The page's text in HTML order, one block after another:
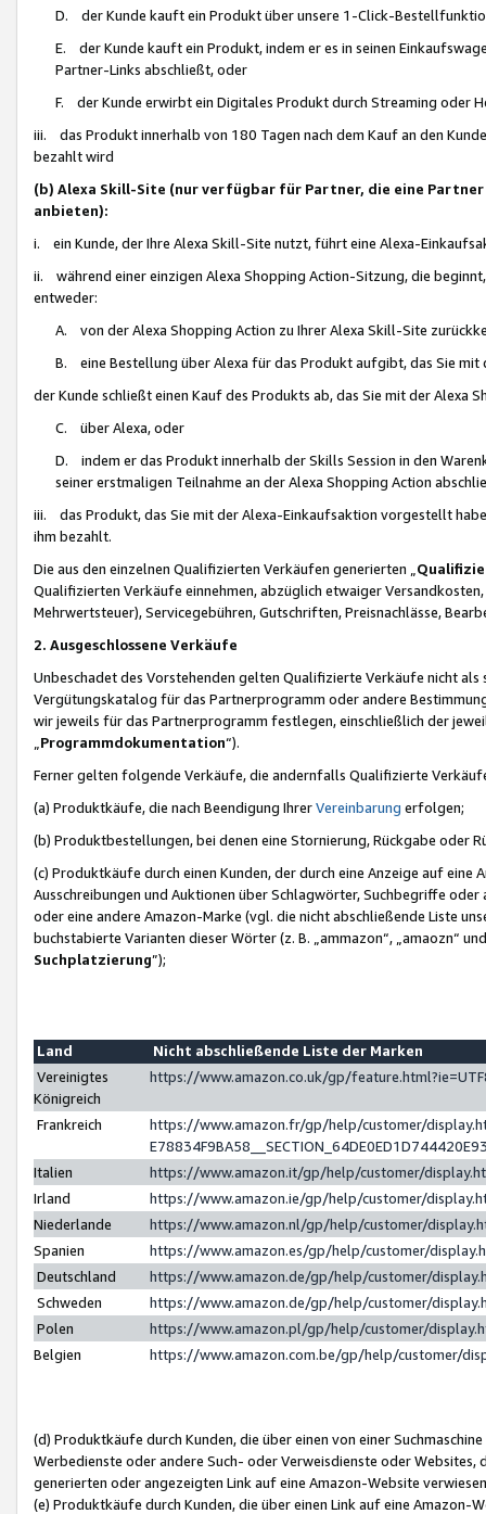
D. der Kunde kauft ein Produkt über unsere 1-Click-
E. der Kunde kauft ein Produkt, indem er es in seinen
Partner-Links abschließt, oder
F. der Kunde erwirbt ein Digitales Produkt durch Streaming oder
iii. das Produkt innerhalb von 180 Tagen nach dem Kauf an den
bezahlt wird
(b) Alexa Skill-Site (nur verfügbar für Partner, die eine
anbieten):
i. ein Kunde, der Ihre Alexa Skill-Site nutzt, führt eine Alexa-
ii. während einer einzigen Alexa Shopping Action-Sitzung, die
entweder:
A. von der Alexa Shopping Action zu Ihrer Alexa Skill-Site
B. eine Bestellung über Alexa für das Produkt aufgibt, das Sie mit
der Kunde schließt einen Kauf des Produkts ab, das Sie mit der Alexa
C. über Alexa, oder
D. indem er das Produkt innerhalb der Skills Session in den
seiner erstmaligen Teilnahme an der Alexa Shopping Action
iii. das Produkt, das Sie mit der Alexa-Einkaufsaktion vorgestellt
ihm bezahlt.
Die aus den einzelnen Qualifizierten Verkäufen generierten „
Qualifizierten Verkäufe einnehmen, abzüglich etwaiger
Mehrwertsteuer), Servicegebühren, Gutschriften, Preisnachlässe,
2. Ausgeschlossene Verkäufe
Unbeschadet des Vorstehenden gelten Qualifizierte Verkäufe nicht
Vergütungskatalog für das Partnerprogramm oder andere
wir jeweils für das Partnerprogramm festlegen, einschließlich der
Programmdokumentation“).
Ferner gelten folgende Verkäufe, die andernfalls Qualifizierte
(a) Produktkäufe, die nach Beendigung IhrerVereinbarung erfolgen;
(b) Produktbestellungen, bei denen eine Stornierung, Rückgabe oder
(c) Produktkäufe durch einen Kunden, der durch eine Anzeige auf
Ausschreibungen und Auktionen über Schlagwörter, Suchbegriffe
oder eine andere Amazon-Marke (vgl. die nicht abschließende Liste
buchstabierte Varianten dieser Wörter (z. B. „ammazon“, „amaozn“
Suchplatzierung”);
Land
Nicht abschließende Liste der Marken
Vereinigtes
Königreich
https://www.amazon.co.uk/gp/
Frankreich
https://www.amazon.fr/gp/help/customer/
Italien
https://www.amazon.it/gp/help/customer/
Irland
https://www.amazon.ie/gp/help/customer/
Niederlande
https://www.amazon.nl/gp/help/customer/
Spanien
https://www.amazon.es/gp/help/customer/
Deutschland
https://www.amazon.de/gp/help/customer/
Schweden
https://www.amazon.de/gp/help/customer/
Polen
https://www.amazon.pl/gp/help/customer/
Belgien
https://www.amazon.com.be/gp/help/customer/
(d) Produktkäufe durch Kunden, die über einen von einer
Werbedienste oder andere Such- oder Verweisdienste oder Websites,
generierten oder angezeigten Link auf eine Amazon-Website
(e) Produktkäufe durch Kunden, die über einen Link auf eine